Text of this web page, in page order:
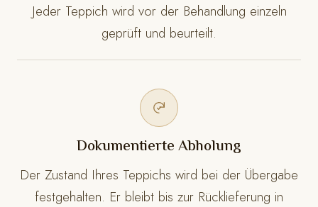
Jeder Teppich wird vor der Behandlung einzeln
geprüft und beurteilt.
Dokumentierte Abholung
Der Zustand Ihres Teppichs wird bei der Übergabe
festgehalten. Er bleibt bis zur Rücklieferung in